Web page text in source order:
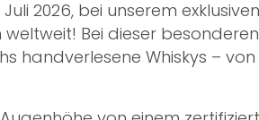
2026, bei unserem
Bei dieser
handverlesene Whiskys –